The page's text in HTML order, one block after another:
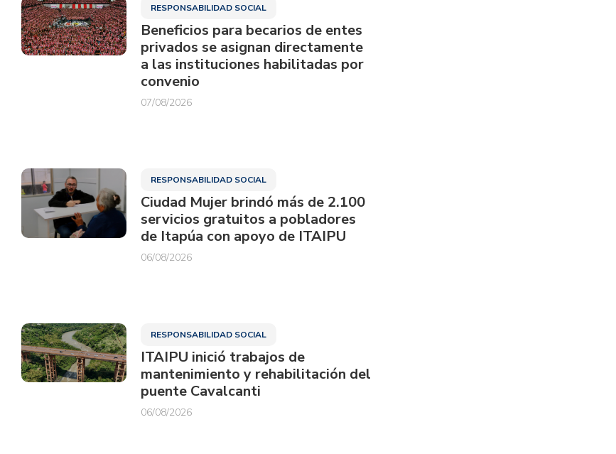
RESPONSABILIDAD SOCIAL
Beneficios para becarios de entes
privados se asignan directamente
a las instituciones habilitadas por
convenio
07/08/2026
RESPONSABILIDAD SOCIAL
Ciudad Mujer brindó más de 2.100
servicios gratuitos a pobladores
de Itapúa con apoyo de ITAIPU
06/08/2026
RESPONSABILIDAD SOCIAL
ITAIPU inició trabajos de
mantenimiento y rehabilitación del
puente Cavalcanti
06/08/2026